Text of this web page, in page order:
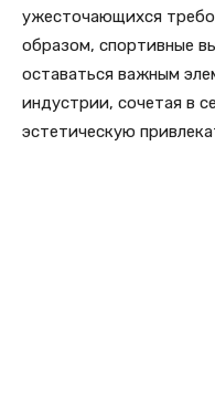
ужесточающихся
образом, спортивные
оставаться важным
индустрии, сочетая в
эстетическую